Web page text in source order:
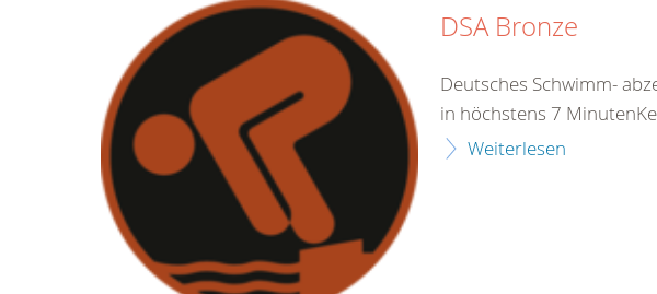
DSA Bronze
Deutsches Schwimm-
in höchstens 7
Weiterlesen